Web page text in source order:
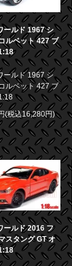
ールド 1967 シ
ルベット 427 ブ
ールド 1967 シ
ルベット 427 ブ
(税込16,280円)
ールド 2016 フ
スタング GT オ